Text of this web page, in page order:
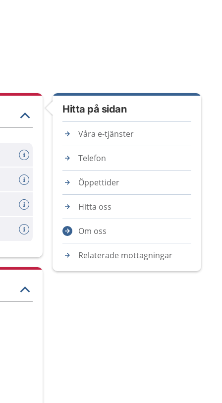
Hitta på sidan
Våra e-tjänster
Telefon
Öppettider
Hitta oss
Om oss
Relaterade mottagningar